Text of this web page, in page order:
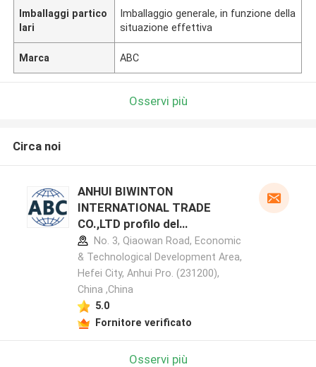
Imballaggi partico
lari
Imballaggio generale, in funzione della
situazione effettiva
Marca ABC
Osservi più
Circa noi
ANHUI BIWINTON
INTERNATIONAL TRADE
CO.,LTD profilo del
produttore
No. 3, Qiaowan Road, Economic
& Technological Development Area,
Hefei City, Anhui Pro. (231200),
China ,China
5.0
Fornitore verificato
Osservi più